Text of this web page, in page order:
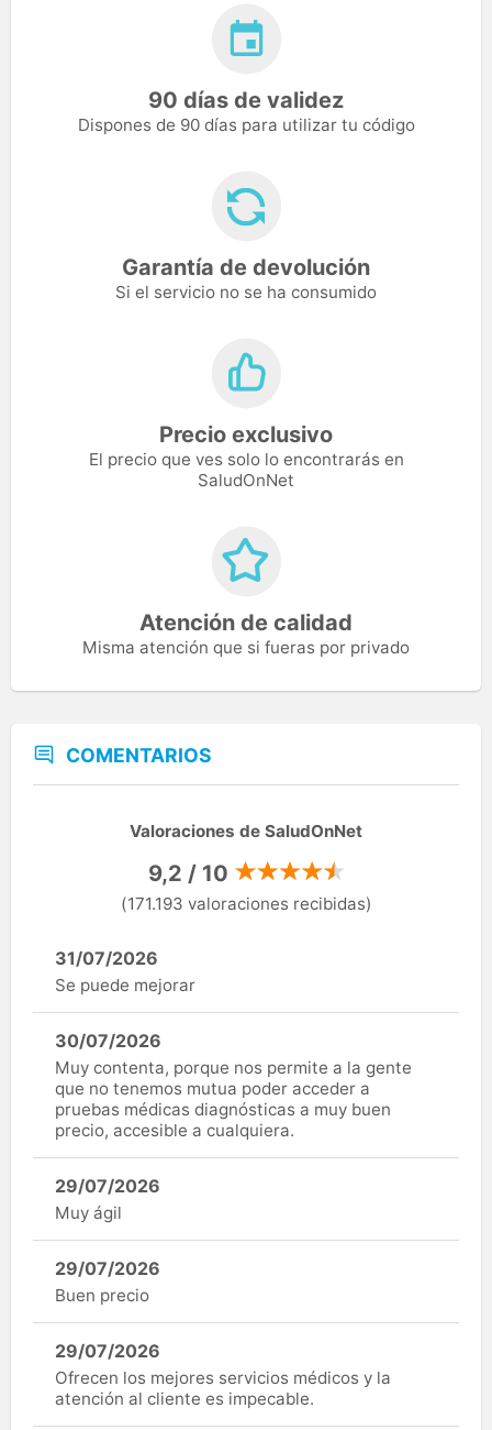
90 días de validez
Dispones de 90 días para utilizar tu código
Garantía de devolución
Si el servicio no se ha consumido
Precio exclusivo
El precio que ves solo lo encontrarás en
SaludOnNet
Atención de calidad
Misma atención que si fueras por privado
COMENTARIOS
Valoraciones de SaludOnNet
9,2 / 10
(171.193 valoraciones recibidas)
31/07/2026
Se puede mejorar
30/07/2026
Muy contenta, porque nos permite a la gente
que no tenemos mutua poder acceder a
pruebas médicas diagnósticas a muy buen
precio, accesible a cualquiera.
29/07/2026
Muy ágil
29/07/2026
Buen precio
29/07/2026
Ofrecen los mejores servicios médicos y la
atención al cliente es impecable.